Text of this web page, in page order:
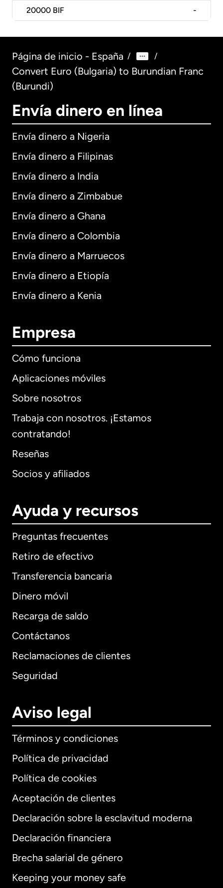
20000 BIF -
Página de inicio - España / /
Convert Euro (Bulgaria) to Burundian Franc
(Burundi)
Envía dinero en línea
Envía dinero a Nigeria
Envía dinero a Filipinas
Envía dinero a India
Envía dinero a Zimbabue
Envía dinero a Ghana
Envía dinero a Colombia
Envía dinero a Marruecos
Envía dinero a Etiopía
Envía dinero a Kenia
Empresa
Cómo funciona
Aplicaciones móviles
Sobre nosotros
Trabaja con nosotros. ¡Estamos
contratando!
Reseñas
Socios y afiliados
Ayuda y recursos
Preguntas frecuentes
Retiro de efectivo
Transferencia bancaria
Dinero móvil
Recarga de saldo
Contáctanos
Reclamaciones de clientes
Seguridad
Aviso legal
Términos y condiciones
Política de privacidad
Política de cookies
Aceptación de clientes
Declaración sobre la esclavitud moderna
Declaración financiera
Brecha salarial de género
Keeping your money safe
Internacional English
Alemania